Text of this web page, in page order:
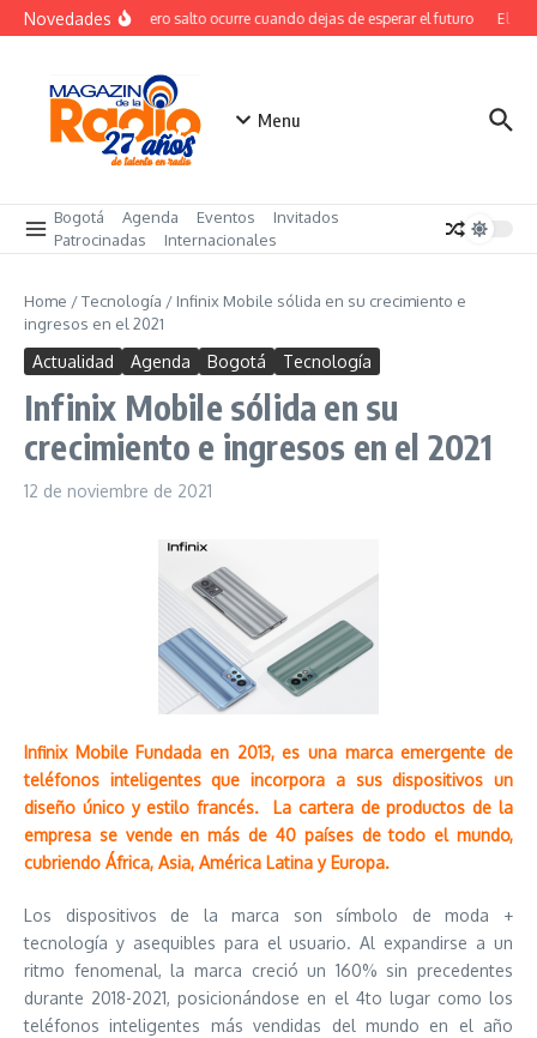
Saltar al contenido
NovedadesEl verdadero salto ocurre cuando dejas de esperar el futuro El
Menu
Bogotá Agenda Eventos
Invitados
Patrocinadas
Internacionales
Home /Tecnología / Infinix Mobile sólida en su crecimiento e
ingresos en el 2021
Actualidad Agenda Bogotá Tecnología
Infinix Mobile sólida en su
crecimiento e ingresos en el 2021
12 de noviembre de 2021
Infinix Mobile Fundada en 2013, es una marca emergente de
teléfonos inteligentes que incorpora a sus dispositivos un
diseño único y estilo francés. La cartera de productos de la
empresa se vende en más de 40 países de todo el mundo,
cubriendo África, Asia, América Latina y Europa.
Los dispositivos de la marca son símbolo de moda +
tecnología y asequibles para el usuario. Al expandirse a un
ritmo fenomenal, la marca creció un 160% sin precedentes
durante 2018-2021, posicionándose en el 4to lugar como los
teléfonos inteligentes más vendidas del mundo en el año